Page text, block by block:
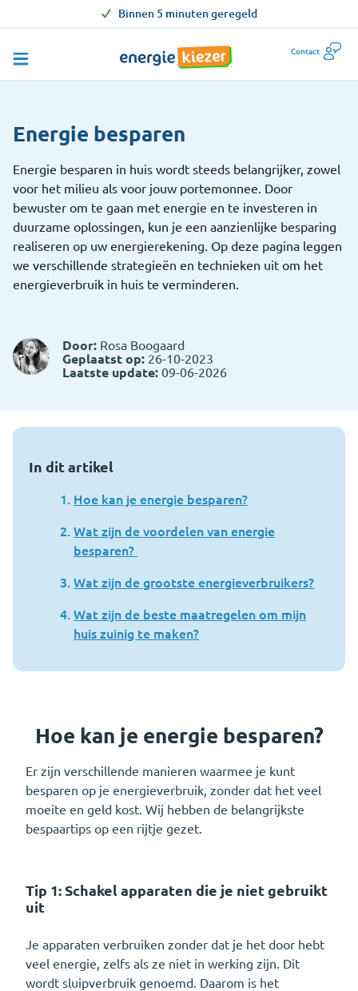
Binnen 5 minuten geregeld
Contact
Energie besparen
Energie besparen in huis wordt steeds belangrijker, zowel
voor het milieu als voor jouw portemonnee. Door
bewuster om te gaan met energie en te investeren in
duurzame oplossingen, kun je een aanzienlijke besparing
realiseren op uw energierekening. Op deze pagina leggen
we verschillende strategieën en technieken uit om het
energieverbruik in huis te verminderen.
Door: Rosa Boogaard
Geplaatst op: 26-10-2023
Laatste update: 09-06-2026
In dit artikel
Hoe kan je energie besparen?
Wat zijn de voordelen van energie
besparen?
Wat zijn de grootste energieverbruikers?
Wat zijn de beste maatregelen om mijn
huis zuinig te maken?
Hoe kan je energie besparen?
Er zijn verschillende manieren waarmee je kunt
besparen op je energieverbruik, zonder dat het veel
moeite en geld kost. Wij hebben de belangrijkste
bespaartips op een rijtje gezet.
Tip 1: Schakel apparaten die je niet gebruikt
uit
Je apparaten verbruiken zonder dat je het door hebt
veel energie, zelfs als ze niet in werking zijn. Dit
wordt sluipverbruik genoemd. Daarom is het